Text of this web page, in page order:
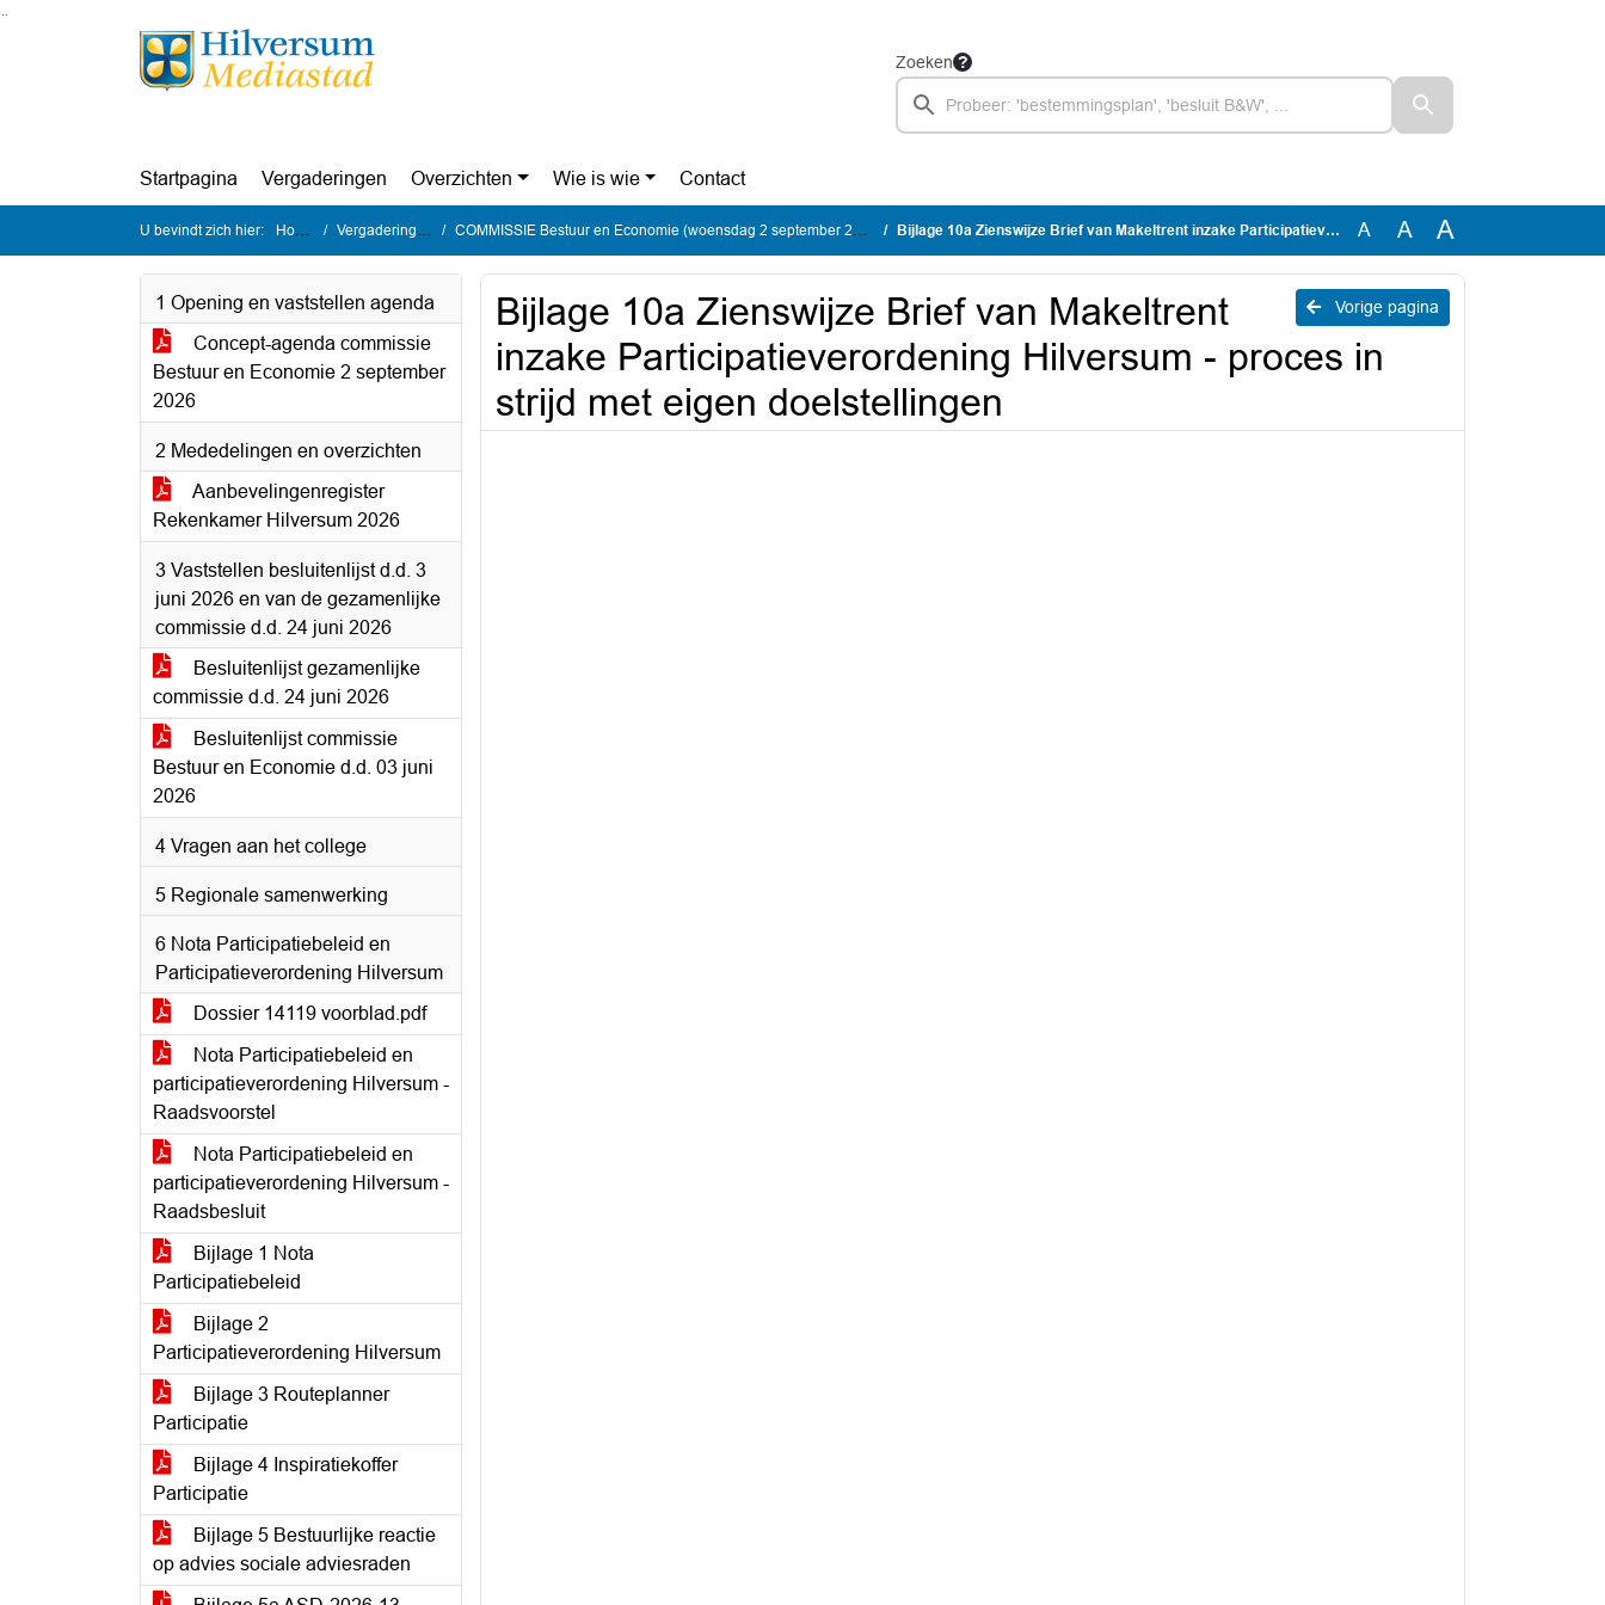
Ga naar de inhoud van deze pagina
Ga naar het zoeken
Ga naar het menu
Zoeken
Startpagina Vergaderingen Overzichten Wie is wie Contact
U bevindt zich hier: Home Vergaderingen COMMISSIE Bestuur en Economie (woensdag 2 september 2026) Bijlage 10a Zienswijze Brief van Makeltrent inzake Participatieverordening Hilversum - proces in strijd met eigen doelstellingen A A A
1 Opening en vaststellen agenda
Concept-agenda commissie
Bestuur en Economie 2 september
2026
2 Mededelingen en overzichten
Aanbevelingenregister
Rekenkamer Hilversum 2026
3 Vaststellen besluitenlijst d.d. 3
juni 2026 en van de gezamenlijke
commissie d.d. 24 juni 2026
Besluitenlijst gezamenlijke
commissie d.d. 24 juni 2026
Besluitenlijst commissie
Bestuur en Economie d.d. 03 juni
2026
4 Vragen aan het college
5 Regionale samenwerking
6 Nota Participatiebeleid en
Participatieverordening Hilversum
Dossier 14119 voorblad.pdf
Nota Participatiebeleid en
participatieverordening Hilversum -
Raadsvoorstel
Nota Participatiebeleid en
participatieverordening Hilversum -
Raadsbesluit
Bijlage 1 Nota
Participatiebeleid
Bijlage 2
Participatieverordening Hilversum
Bijlage 3 Routeplanner
Participatie
Bijlage 4 Inspiratiekoffer
Participatie
Bijlage 5 Bestuurlijke reactie
op advies sociale adviesraden
Vorige pagina
Bijlage 10a Zienswijze Brief van Makeltrent
inzake Participatieverordening Hilversum - proces in
strijd met eigen doelstellingen